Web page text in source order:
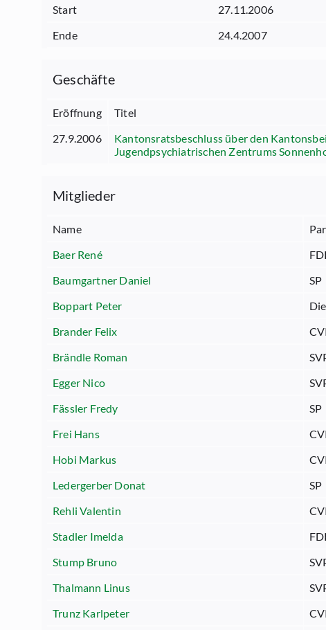
Start
27.11.2006
Ende
24.4.2007
Geschäfte
Eröffnung Titel
27.9.2006
Kantonsratsbeschluss über den
Jugendpsychiatrischen Zentrums
Mitglieder
Name
Baer René
Baumgartner Daniel
SP
Boppart Peter
Brander Felix
Brändle Roman
Egger Nico
Fässler Fredy
SP
Frei Hans
Hobi Markus
Ledergerber Donat
SP
Rehli Valentin
Stadler Imelda
Stump Bruno
Thalmann Linus
Trunz Karlpeter